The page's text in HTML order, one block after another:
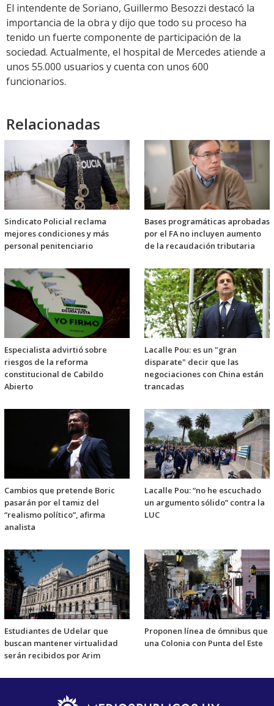
El intendente de Soriano, Guillermo Besozzi destacó la
importancia de la obra y dijo que todo su proceso ha
tenido un fuerte componente de participación de la
sociedad. Actualmente, el hospital de Mercedes atiende a
unos 55.000 usuarios y cuenta con unos 600
funcionarios.
Relacionadas
Sindicato Policial reclama
mejores condiciones y más
personal penitenciario
Bases programáticas aprobadas
por el FA no incluyen aumento
de la recaudación tributaria
Especialista advirtió sobre
riesgos de la reforma
constitucional de Cabildo
Abierto
Lacalle Pou: es un "gran
disparate" decir que las
negociaciones con China están
trancadas
Cambios que pretende Boric
pasarán por el tamiz del
“realismo político”, afirma
analista
Lacalle Pou: “no he escuchado
un argumento sólido” contra la
LUC
Estudiantes de Udelar que
buscan mantener virtualidad
serán recibidos por Arim
Proponen línea de ómnibus que
una Colonia con Punta del Este